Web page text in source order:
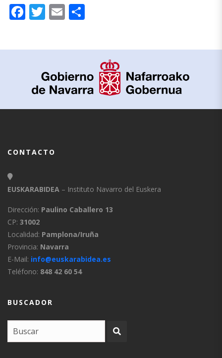
Facebook
Twitter
Email
CONTACTO
EUSKARABIDEA – Instituto Navarro del Euskera
Dirección: Paulino Caballero 13
CP: 31002
Localidad: Pamplona/Iruña
Provincia: Navarra
E-Mail: info@euskarabidea.es
Teléfono: 848 42 60 54
BUSCADOR